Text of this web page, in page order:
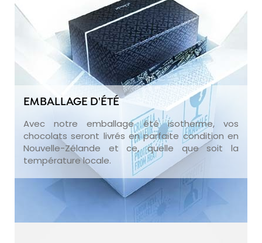
EMBALLAGE D'ÉTÉ
Avec notre emballage été isotherme, vos
chocolats seront livrés en parfaite condition en
Nouvelle-Zélande et ce, quelle que soit la
température locale.